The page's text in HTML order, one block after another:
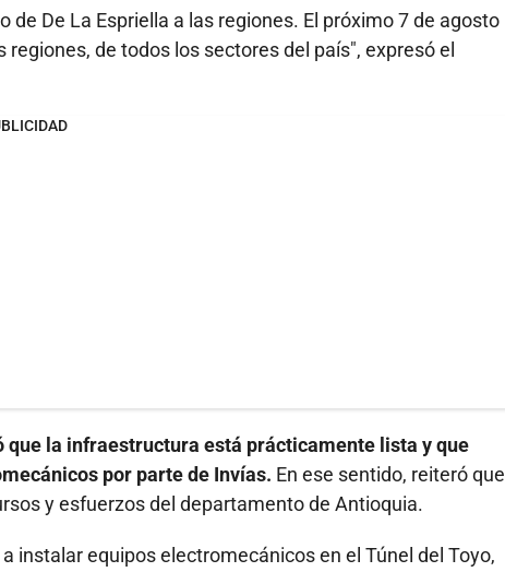
De La Espriella a las regiones. El próximo 7 de agosto
de todos los sectores del país", expresó el
que la infraestructura está prácticamente lista y que
por parte de Invías. En ese sentido, reiteró que
y esfuerzos del departamento de Antioquia.
instalar equipos electromecánicos en el Túnel del Toyo,